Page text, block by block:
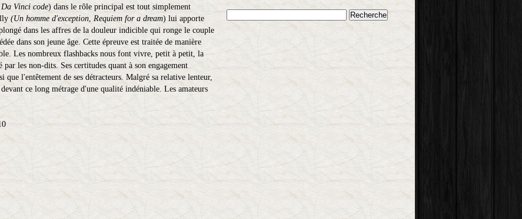
Vinci code) dans le rôle principal est tout simplement
(Un homme d'exception, Requiem for a dream) lui apporte
dans les affres de la douleur indicible qui ronge le couple
dans son jeune âge. Cette épreuve est traitée de manière
Les nombreux flashbacks nous font vivre, petit à petit, la
les non-dits. Ses certitudes quant à son engagement
que l'entêtement de ses détracteurs. Malgré sa relative lenteur,
ce long métrage d'une qualité indéniable. Les amateurs